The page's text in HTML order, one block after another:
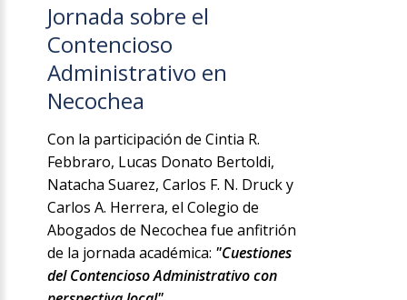
Jornada sobre el
Contencioso
Administrativo en
Necochea
Con la participación de Cintia R.
Febbraro, Lucas Donato Bertoldi,
Natacha Suarez, Carlos F. N. Druck y
Carlos A. Herrera, el Colegio de
Abogados de Necochea fue anfitrión
de la jornada académica: "Cuestiones
del Contencioso Administrativo con